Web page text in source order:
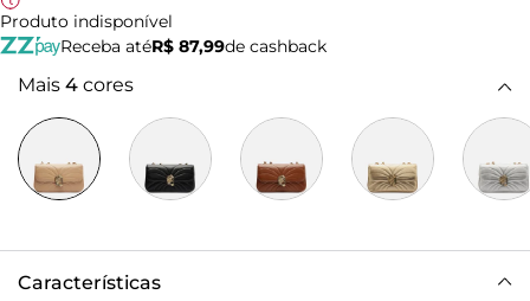
Produto indisponível
Receba atéR$ 87,99de cashback
Mais 4 cores
Características